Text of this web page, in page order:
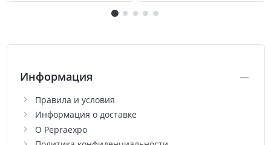
Информация
Правила и условия
Информация о доставке
О Pepraexpo